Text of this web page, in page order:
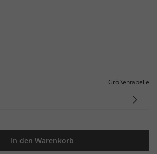
Größentabelle
In den Warenkorb